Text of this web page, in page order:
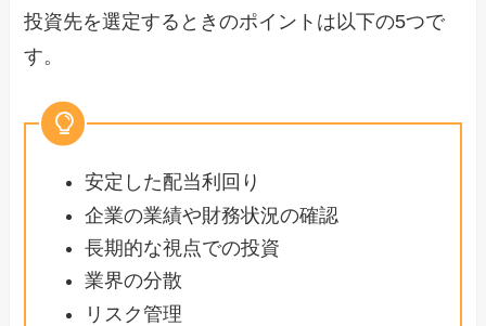
投資先を選定するときのポイントは以下の5つで
す。
安定した配当利回り
企業の業績や財務状況の確認
長期的な視点での投資
業界の分散
リスク管理